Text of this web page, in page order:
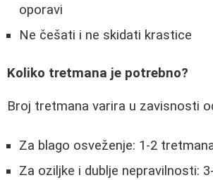
oporavi
Ne češati i ne skidati krastice
Koliko tretmana je potrebno?
Broj tretmana varira u zavisnosti
Za blago osveženje: 1-2
Za oziljke i dublje nepravilnosti: